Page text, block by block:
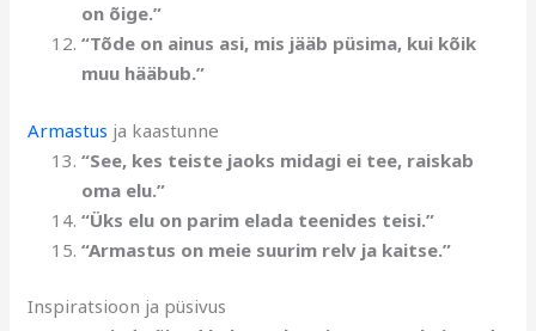
on õige.”
“Tõde on ainus asi, mis jääb püsima, kui kõik
muu hääbub.”
Armastus ja kaastunne
“See, kes teiste jaoks midagi ei tee, raiskab
oma elu.”
“Üks elu on parim elada teenides teisi.”
“Armastus on meie suurim relv ja kaitse.”
Inspiratsioon ja püsivus